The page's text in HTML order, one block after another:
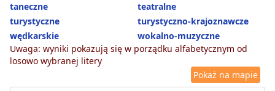
taneczne
teatralne
turystyczne
turystyczno-krajoznawcze
wędkarskie
wokalno-muzyczne
Uwaga: wyniki pokazują się w porządku alfabetycznym od
losowo wybranej litery
Pokaż na mapie